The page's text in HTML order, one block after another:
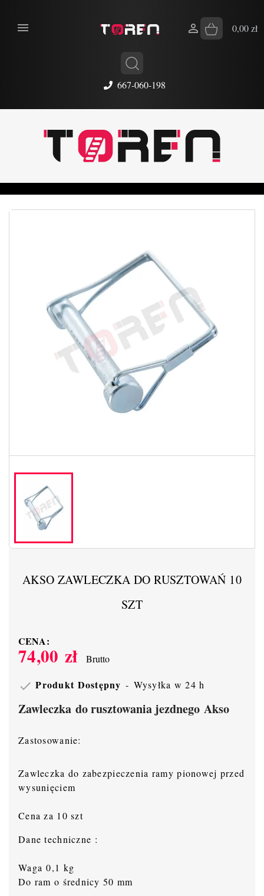
667-060-198
 0,00 zł

AKSO ZAWLECZKA DO RUSZTOWAŃ 10
SZT
CENA:
74,00 zł Brutto
 Produkt Dostępny Wysyłka w 24 h
Zawleczka do rusztowania jezdnego Akso
Zastosowanie:
Zawleczka do zabezpieczenia ramy pionowej przed
wysunięciem
Cena za 10 szt
Dane techniczne :
Waga 0,1 kg
Do ram o średnicy 50 mm